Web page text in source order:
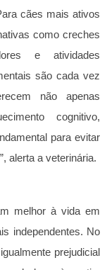
cães mais ativos
como creches
e atividades
são cada vez
não apenas
cognitivo,
para evitar
alerta a veterinária.
melhor à vida em
independentes. No
prejudicial